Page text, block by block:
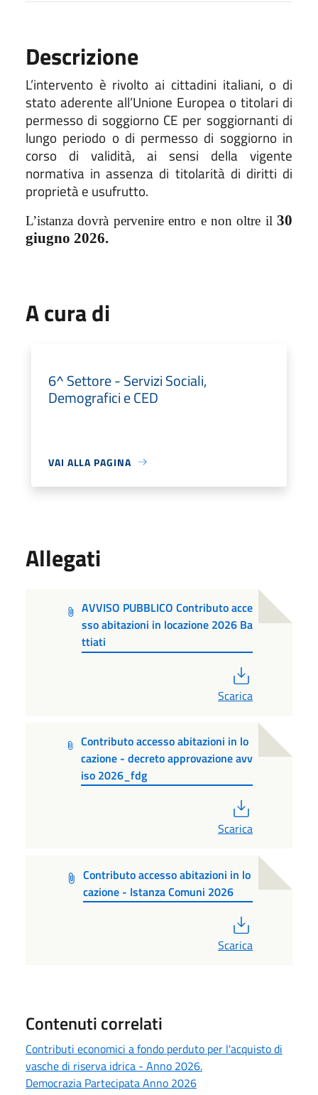
Descrizione
L’intervento è rivolto ai cittadini italiani, o di
stato aderente all’Unione Europea o titolari di
permesso di soggiorno CE per soggiornanti di
lungo periodo o di permesso di soggiorno in
corso di validità, ai sensi della vigente
normativa in assenza di titolarità di diritti di
proprietà e usufrutto.
L’istanza dovrà pervenire entro e non oltre il 30
giugno 2026.
A cura di
6^ Settore - Servizi Sociali,
Demografici e CED
VAI ALLA PAGINA
Allegati
AVVISO PUBBLICO Contributo acce
sso abitazioni in locazione 2026 Ba
ttiati
Scarica
Contributo accesso abitazioni in lo
cazione - decreto approvazione avv
iso 2026_fdg
Scarica
Contributo accesso abitazioni in lo
cazione - Istanza Comuni 2026
Scarica
Contenuti correlati
Contributi economici a fondo perduto per l'acquisto di
vasche di riserva idrica - Anno 2026.
Democrazia Partecipata Anno 2026